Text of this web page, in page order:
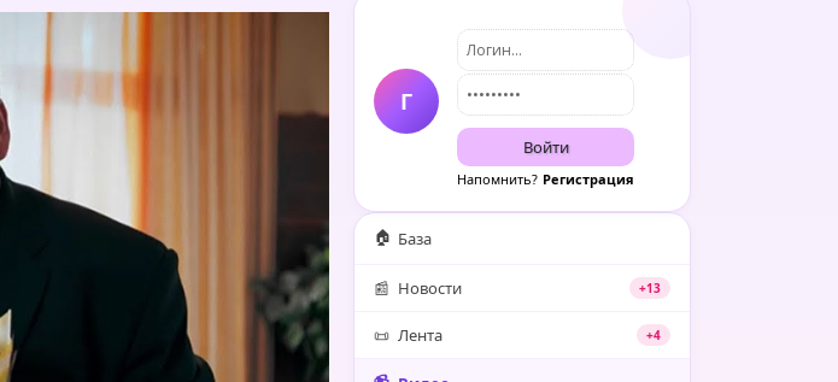
Г
Войти
Напомнить? Регистрация
🏠 База
📰 Новости +13
📜 Лента +4